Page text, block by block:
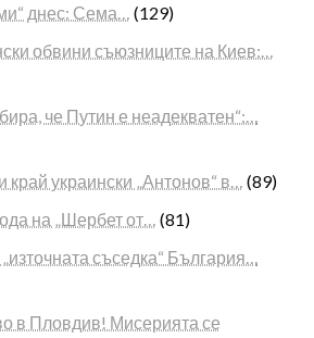
днес: Сема… (129)
обвини съюзниците на Киев:…
че Путин е неадекватен“:…
край украински „Антонов“ в… (89)
на „Шербет от… (81)
съседка“ България…
в Пловдив! Мисерията се